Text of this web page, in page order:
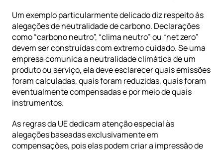
Um exemplo particularmente delicado diz respeito às
alegações de neutralidade de carbono. Declarações
como “carbono neutro”, “clima neutro” ou “net zero”
devem ser construídas com extremo cuidado. Se uma
empresa comunica a neutralidade climática de um
produto ou serviço, ela deve esclarecer quais emissões
foram calculadas, quais foram reduzidas, quais foram
eventualmente compensadas e por meio de quais
instrumentos.
As regras da UE dedicam atenção especial às
alegações baseadas exclusivamente em
compensações, pois elas podem criar a impressão de